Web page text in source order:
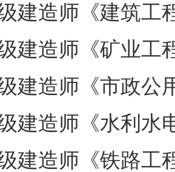
建造师《建筑工
建造师《矿业工
建造师《市政公
建造师《水利水
建造师《铁路工